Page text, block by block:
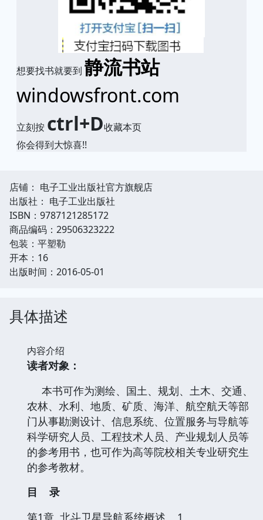
想要找书就要到 静流书站
windowsfront.com
立刻按 ctrl+D收藏本页
你会得到大惊喜!!
店铺： 电子工业出版社官方旗舰店
出版社： 电子工业出版社
ISBN：9787121285172
商品编码：29506323222
包装：平塑勒
开本：16
出版时间：2016-05-01
具体描述
内容介绍
读者对象：
本书可作为测绘、国土、规划、土木、交通、
农林、水利、地质、矿质、海洋、航空航天等部
门从事勘测设计、信息系统、位置服务与导航等
科学研究人员、工程技术人员、产业规划人员等
的参考用书，也可作为高等院校相关专业研究生
的参考教材。
目 录
第1章 北斗卫星导航系统概述 1